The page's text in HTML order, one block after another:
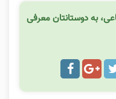
به دوستانتان معرفی